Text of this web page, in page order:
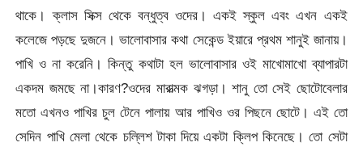
থাকে। ক্লাস সিক্স থেকে বন্ধুত্ব ওদের। একই স্কুল এবং এখন একই
কলেজে পড়ছে দুজনে। ভালোবাসার কথা সেকেন্ড ইয়ারে প্রথম শানুই জানায়।
পাখি ও না করেনি। কিন্তু কথাটা হল ভালোবাসার ওই মাখোমাখো ব্যাপারটা
একদম জমছে না।কারণ?ওদের মারাত্মক ঝগড়া। শানু তো সেই ছোটোবেলার
মতো এখনও পাখির চুল টেনে পালায় আর পাখিও ওর পিছনে ছোটে। এই তো
সেদিন পাখি মেলা থেকে চল্লিশ টাকা দিয়ে একটা ক্লিপ কিনেছে। তো সেটা